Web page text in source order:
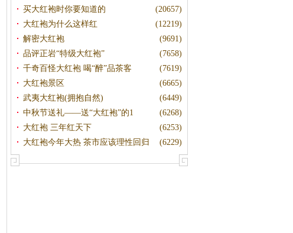
(20657)
买大红袍时你要知道的
(12219)
大红袍为什么这样红
(9691)
解密大红袍
(7658)
品评正岩“特级大红袍”
(7619)
千奇百怪大红袍 喝“醉”品茶客
(6665)
大红袍景区
(6449)
武夷大红袍(拥抱自然)
(6268)
中秋节送礼——送“大红袍”的1
(6253)
大红袍 三年红天下
(6229)
大红袍今年大热 茶市应该理性回归